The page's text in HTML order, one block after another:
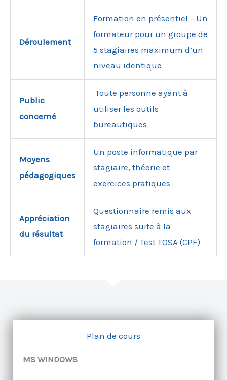
Déroulement
Formation en présentiel – Un
formateur pour un groupe de
5 stagiaires maximum d’un
niveau identique
Public
concerné
Toute personne ayant à
utiliser les outils
bureautiques
Moyens
pédagogiques
Un poste informatique par
stagiaire, théorie et
exercices pratiques
Appréciation
du résultat
Questionnaire remis aux
stagiaires suite à la
formation / Test TOSA (CPF)
Plan de cours
MS WINDOWS